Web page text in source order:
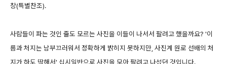
창(특별찬조).
사람들이 파는 것인 줄도 모르는 사진을 이들이 나서서 팔려고 했을까요? '이
름과 처지는 남부끄러워서 정확하게 밝히지 못하지만, 사진계 원로 선배의 처
지가 하도 딱해서' 십시일반으로 사진을 모아 팔려고 나섰던 것입니다.